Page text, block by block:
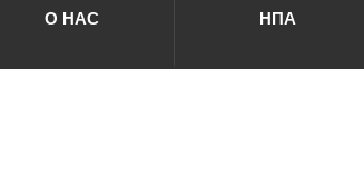
О НАС НПА